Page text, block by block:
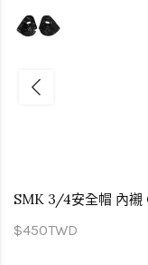
$450TWD